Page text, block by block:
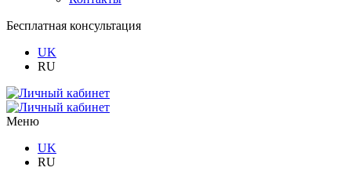
Бесплатная консультация
UK
RU
Меню
UK
RU